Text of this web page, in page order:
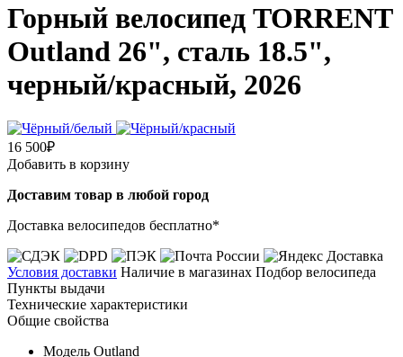
Горный велосипед TORRENT
Outland 26", сталь 18.5",
черный/красный, 2026
16 500₽
Добавить в корзину
Доставим товар в любой город
Доставка велосипедов бесплатно*
Условия доставки Наличие в магазинах Подбор велосипеда
Пункты выдачи
Технические характеристики
Общие свойства
Модель Outland